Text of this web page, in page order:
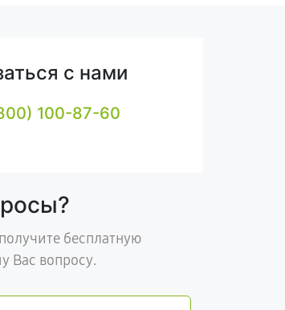
с нами
100-87-60
бесплатную
Вас вопросу.